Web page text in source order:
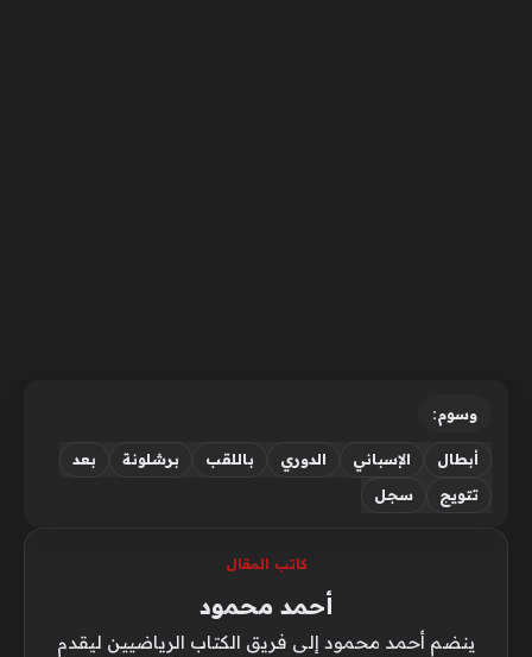
وسوم:
أبطال الإسباني الدوري باللقب برشلونة
بعد
تتويج
سجل
كاتب المقال
أحمد محمود
ينضم أحمد محمود إلى فريق الكتاب الرياضيين ليقدم